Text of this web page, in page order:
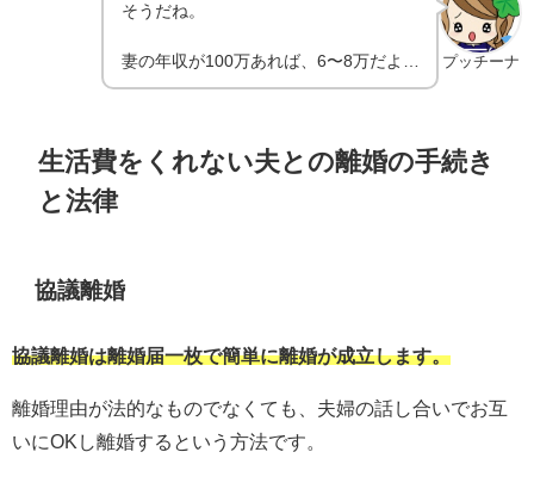
プッチーナ
そうだね。
妻の年収が100万あれば、6〜8万だよ…
生活費をくれない夫との離婚の手続き
と法律
協議離婚
協議離婚は離婚届一枚で簡単に離婚が成立します。
離婚理由が法的なものでなくても、夫婦の話し合いでお互
いにOKし離婚するという方法です。